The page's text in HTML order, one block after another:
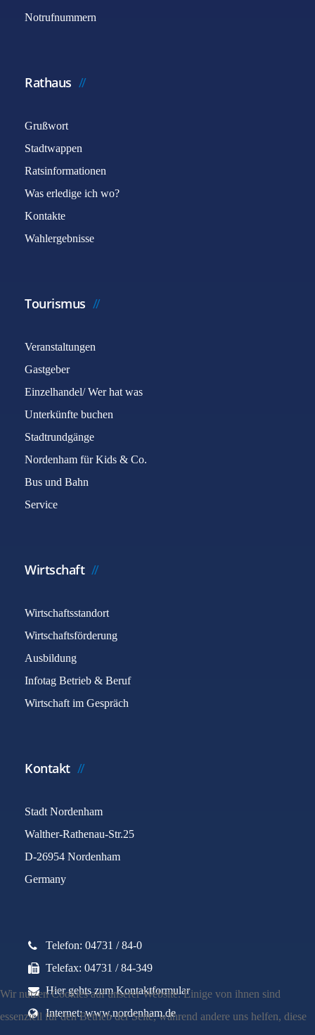
Captcha*
E-Mail senden
Notrufnummern
Rathaus
Grußwort
Stadtwappen
Ratsinformationen
Was erledige ich wo?
Kontakte
Wahlergebnisse
Tourismus
Veranstaltungen
Gastgeber
Einzelhandel/ Wer hat was
Unterkünfte buchen
Stadtrundgänge
Nordenham für Kids & Co.
Bus und Bahn
Service
Wirtschaft
Wirtschaftsstandort
Wirtschaftsförderung
Ausbildung
Infotag Betrieb & Beruf
Wirtschaft im Gespräch
Kontakt
Stadt Nordenham
Walther-Rathenau-Str.25
D-26954 Nordenham
Germany
Telefon: 04731 / 84-0
Telefax: 04731 / 84-349
Hier gehts zum Kontaktformular
Internet: www.nordenham.de
Wir nutzen Cookies auf unserer Website. Einige von ihnen sind
essenziell für den Betrieb der Seite, während andere uns helfen, diese